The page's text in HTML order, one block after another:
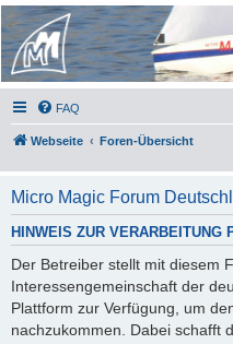
Micro Magic Forum
Deutschland
FAQ
Webseite Foren-Übersicht
Micro Magic Forum
HINWEIS ZUR VERARBEITUNG
Der Betreiber stellt mit diesem
Interessengemeinschaft der
Plattform zur Verfügung, um
nachzukommen. Dabei schafft